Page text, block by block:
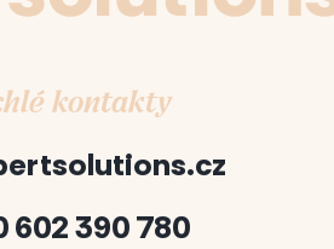
kontakty
602 390 780